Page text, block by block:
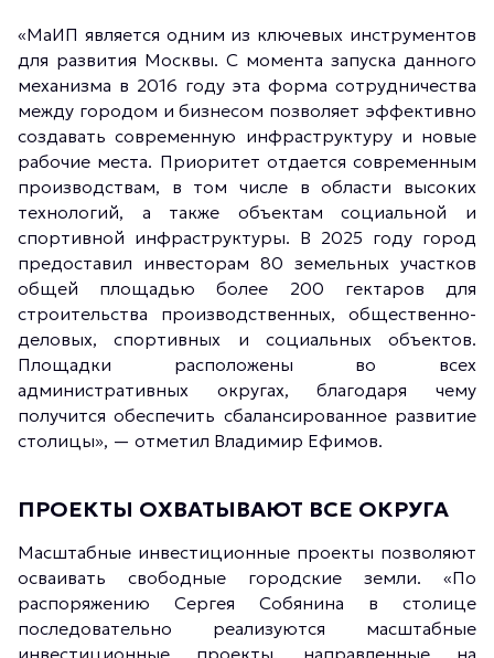
«МаИП является одним из ключевых инструментов
для развития Москвы. С момента запуска данного
механизма в 2016 году эта форма сотрудничества
между городом и бизнесом позволяет эффективно
создавать современную инфраструктуру и новые
рабочие места. Приоритет отдается современным
производствам, в том числе в области высоких
технологий, а также объектам социальной и
спортивной инфраструктуры. В 2025 году город
предоставил инвесторам 80 земельных участков
общей площадью более 200 гектаров для
строительства производственных, общественно-
деловых, спортивных и социальных объектов.
Площадки расположены во всех
административных округах, благодаря чему
получится обеспечить сбалансированное развитие
столицы», — отметил Владимир Ефимов.
ПРОЕКТЫ ОХВАТЫВАЮТ ВСЕ ОКРУГА
Масштабные инвестиционные проекты позволяют
осваивать свободные городские земли. «По
распоряжению Сергея Собянина в столице
последовательно реализуются масштабные
инвестиционные проекты, направленные на